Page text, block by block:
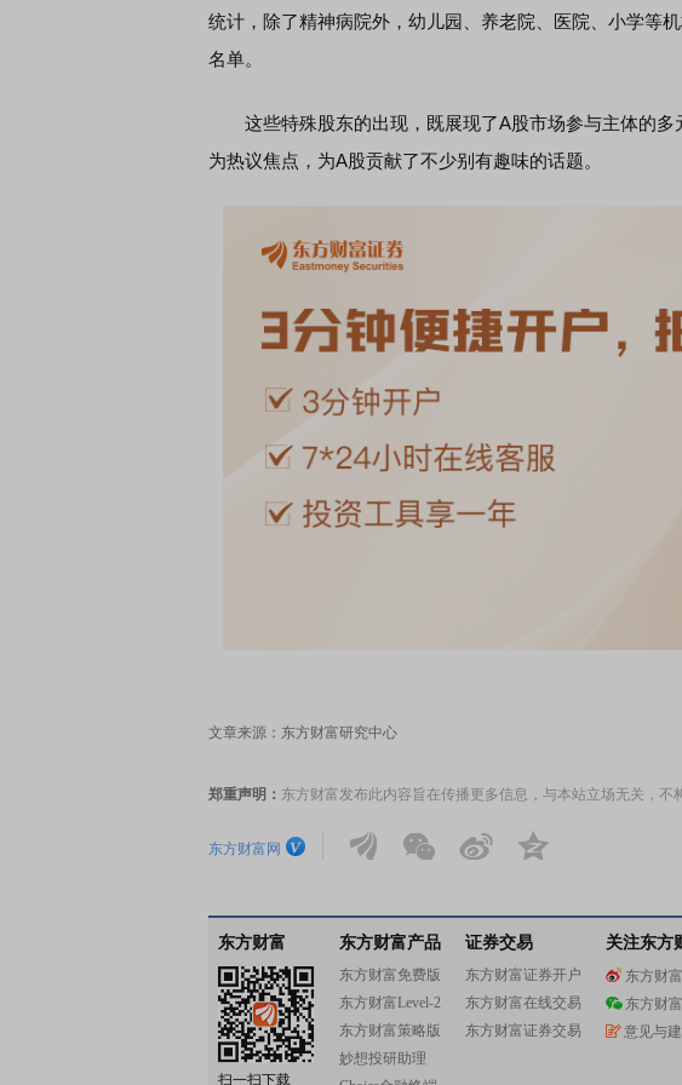
统计，除了精神病院外，幼儿园、养老院、医院、小学等
名单。
这些特殊股东的出现，既展现了A股市场参与主体的多
为热议焦点，为A股贡献了不少别有趣味的话题。
文章来源：东方财富研究中心
郑重声明： 东方财富发布此内容旨在传播更多信息，与本站立场无关，不
东方财富网
东方财富
扫一扫下载
东方财富产品
东方财富免费版
东方财富Level-2
东方财富策略版
妙想投研助理
证券交易
东方财富证券开户
东方财富在线交易
东方财富证券交易
关注东方
东方财
东方财
意见与